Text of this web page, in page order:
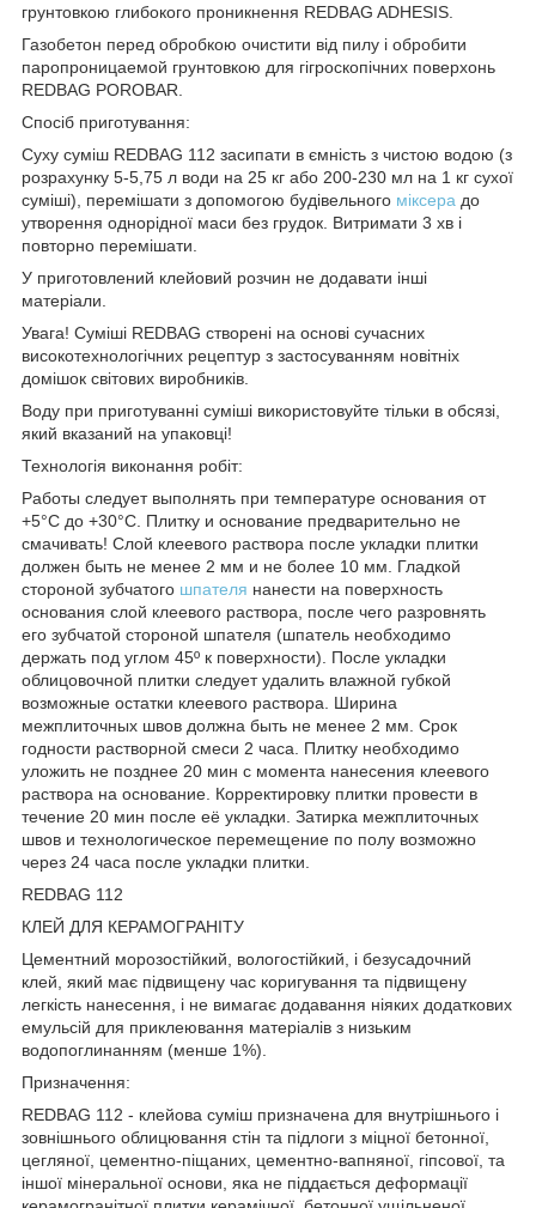
грунтовкою глибокого проникнення REDBAG ADHESIS.
Газобетон перед обробкою очистити від пилу і обробити
паропроницаемой грунтовкою для гігроскопічних поверхонь
REDBAG POROBAR.
Спосіб приготування:
Суху суміш REDBAG 112 засипати в ємність з чистою водою (з
розрахунку 5-5,75 л води на 25 кг або 200-230 мл на 1 кг сухої
суміші), перемішати з допомогою будівельного міксера до
утворення однорідної маси без грудок. Витримати 3 хв і
повторно перемішати.
У приготовлений клейовий розчин не додавати інші
матеріали.
Увага! Суміші REDBAG створені на основі сучасних
високотехнологічних рецептур з застосуванням новітніх
домішок світових виробників.
Воду при приготуванні суміші використовуйте тільки в обсязі,
який вказаний на упаковці!
Технологія виконання робіт:
Работы следует выполнять при температуре основания от
+5°C до +30°C. Плитку и основание предварительно не
смачивать! Слой клеевого раствора после укладки плитки
должен быть не менее 2 мм и не более 10 мм. Гладкой
стороной зубчатого шпателя нанести на поверхность
основания слой клеевого раствора, после чего разровнять
его зубчатой стороной шпателя (шпатель необходимо
держать под углом 45º к поверхности). После укладки
облицовочной плитки следует удалить влажной губкой
возможные остатки клеевого раствора. Ширина
межплиточных швов должна быть не менее 2 мм. Срок
годности растворной смеси 2 часа. Плитку необходимо
уложить не позднее 20 мин с момента нанесения клеевого
раствора на основание. Корректировку плитки провести в
течение 20 мин после её укладки. Затирка межплиточных
швов и технологическое перемещение по полу возможно
через 24 часа после укладки плитки.
REDBAG 112
КЛЕЙ ДЛЯ КЕРАМОГРАНІТУ
Цементний морозостійкий, вологостійкий, і безусадочний
клей, який має підвищену час коригування та підвищену
легкість нанесення, і не вимагає додавання ніяких додаткових
емульсій для приклеювання матеріалів з низьким
водопоглинанням (менше 1%).
Призначення:
REDBAG 112 - клейова суміш призначена для внутрішнього і
зовнішнього облицювання стін та підлоги з міцної бетонної,
цегляної, цементно-піщаних, цементно-вапняної, гіпсової, та
іншої мінеральної основи, яка не піддається деформації